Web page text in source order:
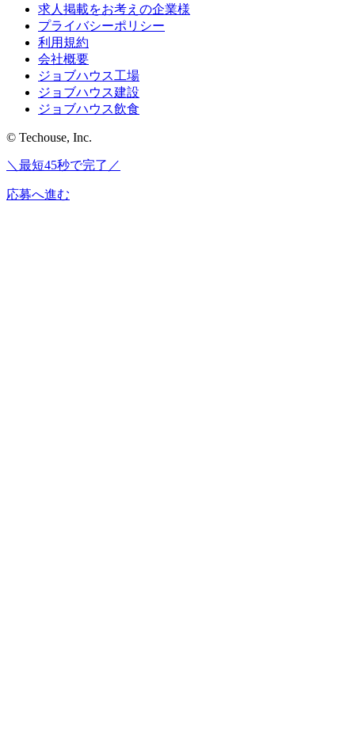
求人掲載をお考えの企業様
プライバシーポリシー
利用規約
会社概要
ジョブハウス工場
ジョブハウス建設
ジョブハウス飲食
© Techouse, Inc.
＼最短45秒で完了／
応募へ進む